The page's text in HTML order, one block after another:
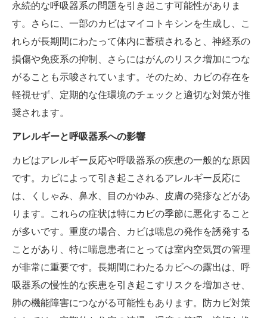
永続的な呼吸器系の問題を引き起こす可能性がありま
す。さらに、一部のカビはマイコトキシンを生成し、こ
れらが長期間にわたって体内に蓄積されると、神経系の
損傷や免疫系の抑制、さらにはがんのリスク増加につな
がることも示唆されています。そのため、カビの存在を
軽視せず、定期的な住環境のチェックと適切な対策が推
奨されます。
アレルギーと呼吸器系への影響
カビはアレルギー反応や呼吸器系の疾患の一般的な原因
です。カビによって引き起こされるアレルギー反応に
は、くしゃみ、鼻水、目のかゆみ、皮膚の発疹などがあ
ります。これらの症状は特にカビの季節に悪化すること
が多いです。重度の場合、カビは喘息の発作を誘発する
ことがあり、特に喘息患者にとっては室内空気質の管理
が非常に重要です。長期間にわたるカビへの露出は、呼
吸器系の慢性的な疾患を引き起こすリスクを増加させ、
肺の機能障害につながる可能性もあります。防カビ対策